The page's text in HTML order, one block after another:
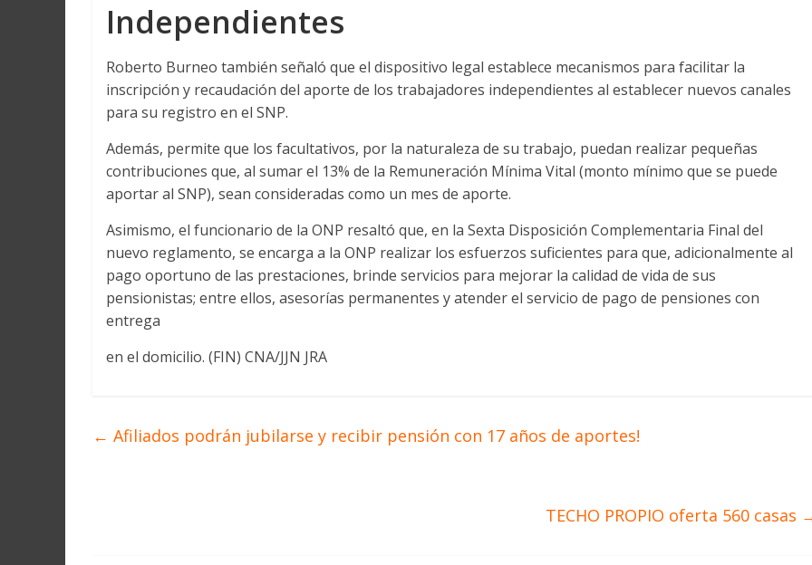
Independientes
Roberto Burneo también señaló que el dispositivo legal establece mecanismos para facilitar la
inscripción y recaudación del aporte de los trabajadores independientes al establecer nuevos canales
para su registro en el SNP.
Además, permite que los facultativos, por la naturaleza de su trabajo, puedan realizar pequeñas
contribuciones que, al sumar el 13% de la Remuneración Mínima Vital (monto mínimo que se puede
aportar al SNP), sean consideradas como un mes de aporte.
Asimismo, el funcionario de la ONP resaltó que, en la Sexta Disposición Complementaria Final del
nuevo reglamento, se encarga a la ONP realizar los esfuerzos suficientes para que, adicionalmente al
pago oportuno de las prestaciones, brinde servicios para mejorar la calidad de vida de sus
pensionistas; entre ellos, asesorías permanentes y atender el servicio de pago de pensiones con
entrega
en el domicilio. (FIN) CNA/JJN JRA
← Afiliados podrán jubilarse y recibir pensión con 17 años de aportes!
TECHO PROPIO oferta 560 casas